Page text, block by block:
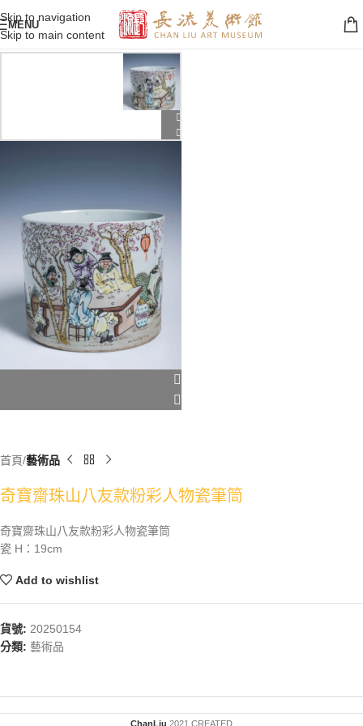
Skip to navigation
Skip to main content
MENU
首頁 藝術品
奇寶齋珠山八友款粉彩人物瓷筆筒
奇寶齋珠山八友款粉彩人物瓷筆筒
瓷 H：19cm
Add to wishlist
貨號: 20250154
分類: 藝術品
ChanLiu 2021 CREATED